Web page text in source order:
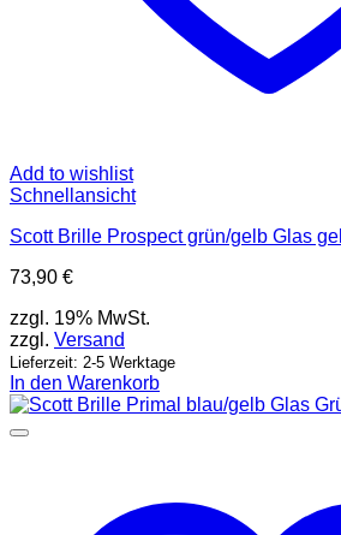
Add to wishlist
Schnellansicht
Scott Brille Prospect grün/gelb Glas
73,90 €
zzgl. 19% MwSt.
zzgl. Versand
Lieferzeit: 2-5 Werktage
In den Warenkorb